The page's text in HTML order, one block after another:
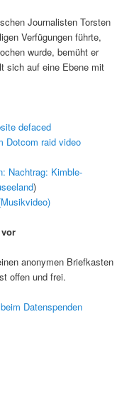
Journalisten Torsten
Verfügungen führte,
wurde, bemüht er
sich auf eine Ebene mit
defaced
Dotcom raid video
Nachtrag: Kimble-
)
anonymen Briefkasten
offen und frei.
Datenspenden